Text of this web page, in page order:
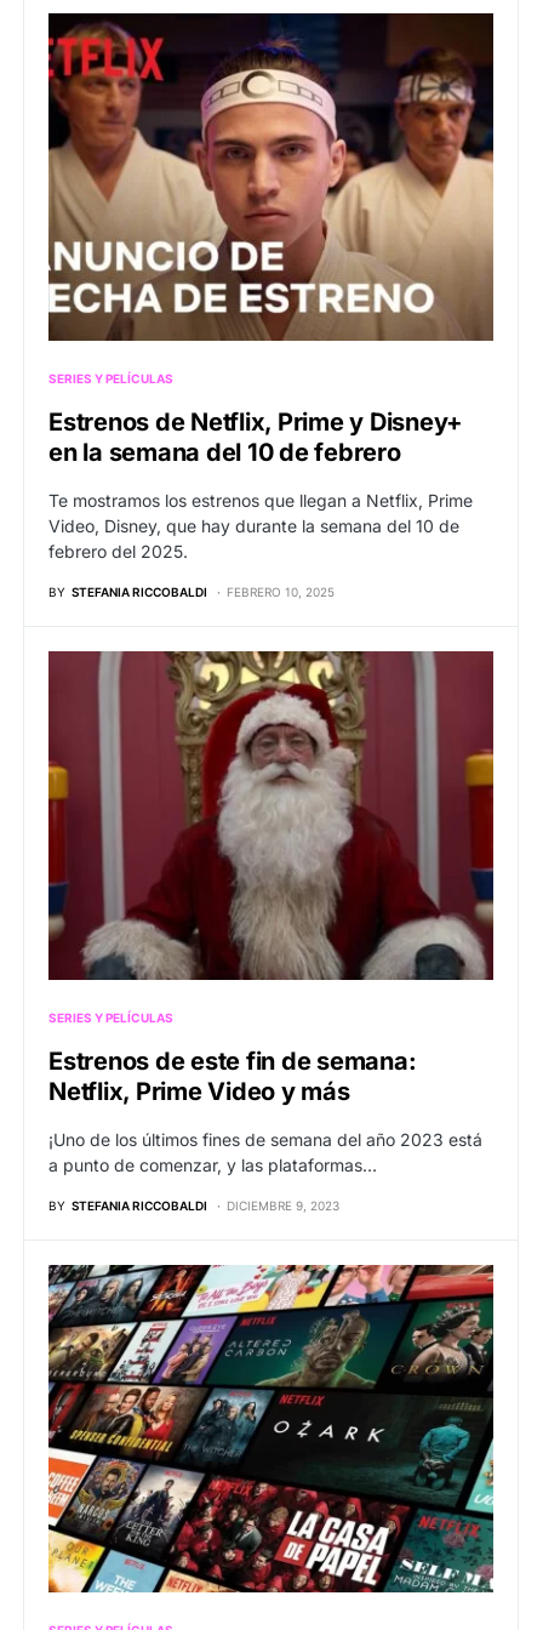
SERIES Y PELÍCULAS
Estrenos de Netflix, Prime y Disney+
en la semana del 10 de febrero
Te mostramos los estrenos que llegan a Netflix, Prime
Video, Disney, que hay durante la semana del 10 de
febrero del 2025.
BY STEFANIA RICCOBALDI FEBRERO 10, 2025
SERIES Y PELÍCULAS
Estrenos de este fin de semana:
Netflix, Prime Video y más
¡Uno de los últimos fines de semana del año 2023 está
a punto de comenzar, y las plataformas…
BY STEFANIA RICCOBALDI DICIEMBRE 9, 2023